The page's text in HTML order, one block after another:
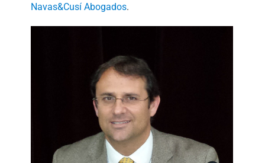
Navas&Cusí Abogados.